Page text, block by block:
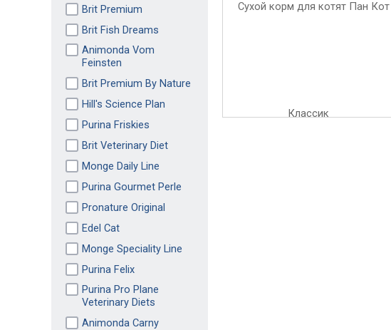
Brit Premium
Brit Fish Dreams
Animonda Vom
Feinsten
Brit Premium By Nature
Hill's Science Plan
Purina Friskies
Brit Veterinary Diet
Monge Daily Line
Purina Gourmet Perle
Pronature Original
Edel Cat
Monge Speciality Line
Purina Felix
Purina Pro Plane
Veterinary Diets
Animonda Carny